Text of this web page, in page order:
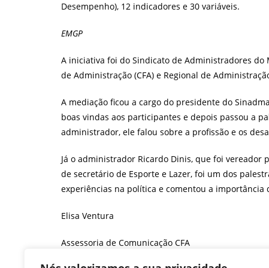
Desempenho), 12 indicadores e 30 variáveis.
EMGP
A iniciativa foi do Sindicato de Administradores do
de Administração (CFA) e Regional de
A mediação ficou a cargo do presidente do
boas vindas aos participantes e depois passou a
administrador, ele falou sobre a profissão e os
Já o administrador Ricardo Dinis, que foi vereador
de secretário de Esporte e Lazer, foi um dos
experiências na política e comentou a
Elisa Ventura
Assessoria de Comunicação CFA